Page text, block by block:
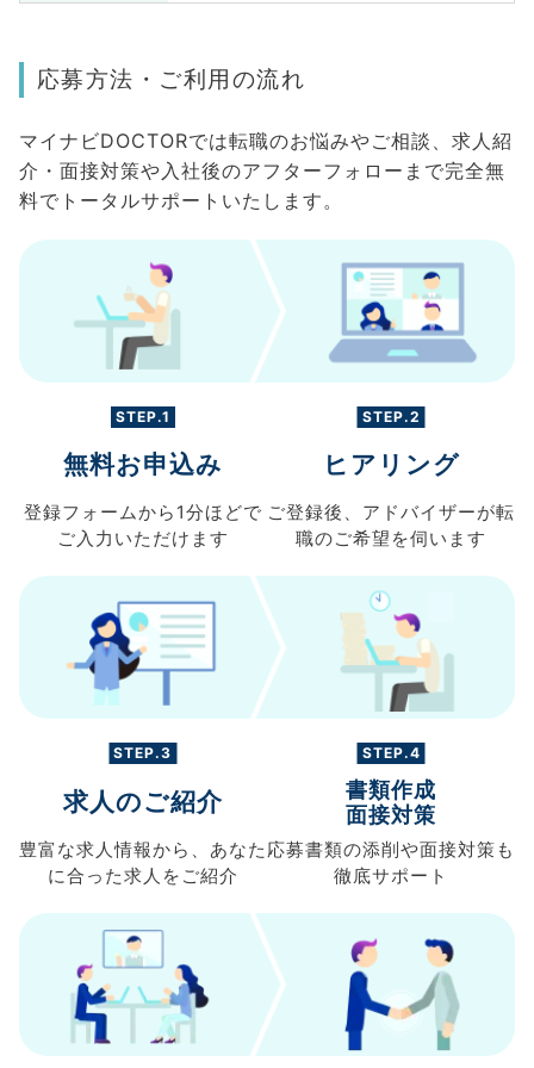
応募方法・ご利用の流れ
マイナビDOCTORでは転職のお悩みやご相談、求人紹
介・面接対策や入社後のアフターフォローまで完全無
料でトータルサポートいたします。
STEP.1
無料お申込み
登録フォームから 1分ほどで
ご入力 いただけます
STEP.2
ヒアリング
ご登録後、 アドバイザーが転
職のご希望を伺います
STEP.3
求人のご紹介
豊富な求人情報から、 あなた
に合った求人を ご紹介
STEP.4
書類作成
面接対策
応募書類の添削や面接対策も
徹底サポート